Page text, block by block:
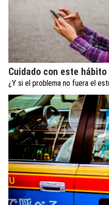
Cuidado con este hábito
¿Y si el problema no fuera el